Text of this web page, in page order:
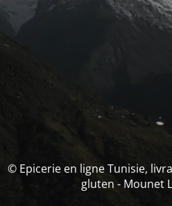
© Epicerie en ligne Tunisie,
gluten - Mounet